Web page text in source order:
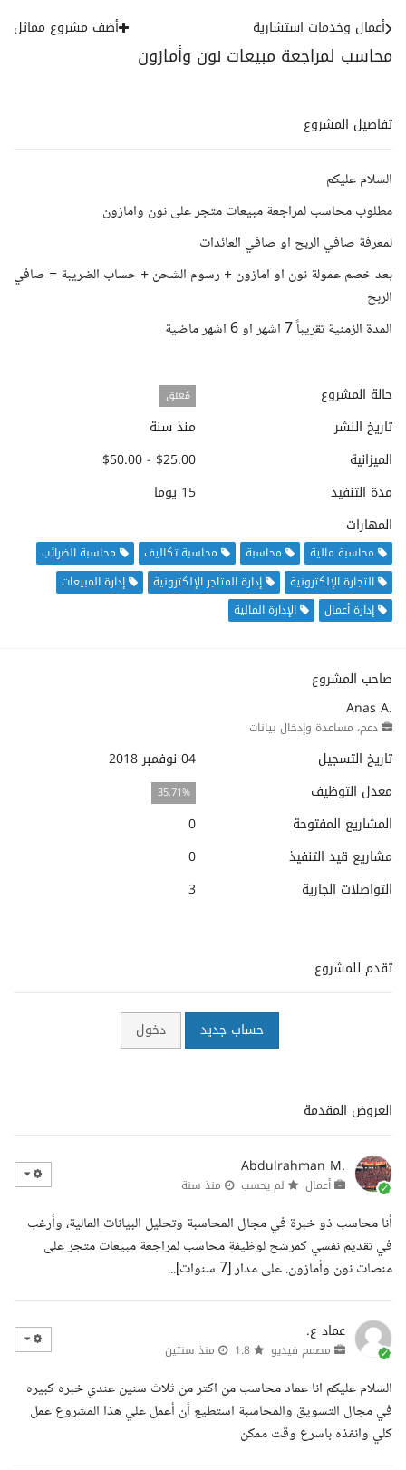
محاسب لمراجعة مبيعات نون وأمازون
أعمال وخدمات استشارية أضف مشروع مماثل
تفاصيل المشروع
السلام عليكم
مطلوب محاسب لمراجعة مبيعات متجر على نون وامازون
لمعرفة صافي الربح او صافي العائدات
بعد خصم عمولة نون او امازون + رسوم الشحن + حساب الضريبة = صافي
الربح
المدة الزمنية تقريباً 7 اشهر او 6 اشهر ماضية
حالة المشروع مُغلق
تاريخ النشر
منذ سنة
الميزانية
$25.00 - $50.00
مدة التنفيذ
15 يوما
المهارات
محاسبة مالية محاسبة محاسبة تكاليف
محاسبة الضرائب
التجارة الإلكترونية
إدارة المتاجر الإلكترونية
إدارة المبيعات
إدارة أعمال
الإدارة المالية
صاحب المشروع
Anas A.
دعم، مساعدة وإدخال بيانات
تاريخ التسجيل
04 نوفمبر 2018
معدل التوظيف
35.71%
المشاريع المفتوحة
0
مشاريع قيد التنفيذ
0
التواصلات الجارية
3
تقدم للمشروع
حساب جديد دخول
العروض المقدمة
Abdulrahman M.
أعمال لم يحسب منذ سنة
أنا محاسب ذو خبرة في مجال المحاسبة وتحليل البيانات المالية، وأرغب
في تقديم نفسي كمرشح لوظيفة محاسب لمراجعة مبيعات متجر على
منصات نون وأمازون. على مدار [7 سنوات]...
عماد ع.
مصمم فيديو منذ سنتين
السلام عليكم انا عماد محاسب من اكتر من ثلاث سنين عندي خبره كبيره
في مجال التسويق والمحاسبة استطيع أن أعمل علي هذا المشروع عمل
كلي وانفذه باسرع وقت ممكن